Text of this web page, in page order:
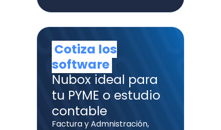
Cotiza los
software
Nubox ideal para
tu PYME o estudio
contable
Factura y Admnistración,